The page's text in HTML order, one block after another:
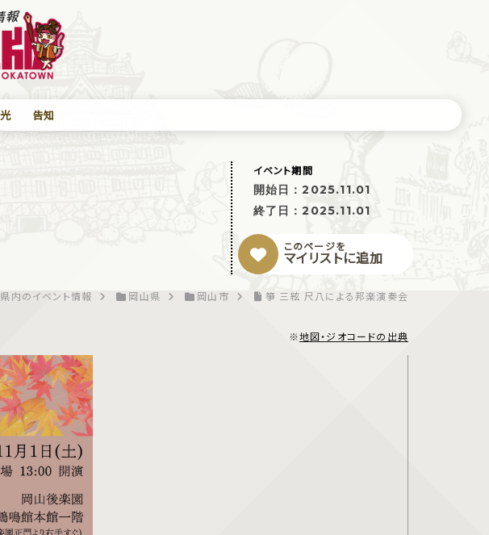
告知
イベント期間
開始日：2025.11.01
終了日：2025.11.01
このページを
マイリストに追加
内のイベント情報 岡山県 岡山市 箏 三絃 尺八による邦楽演奏会
※地図・ジオコードの出典